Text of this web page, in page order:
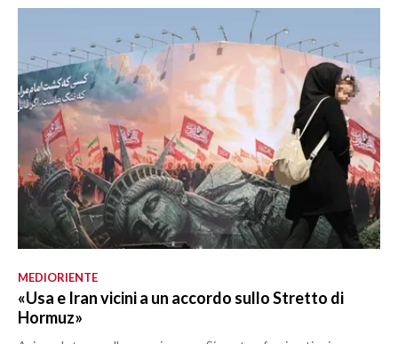
MEDIORIENTE
«Usa e Iran vicini a un accordo sullo Stretto di
Hormuz»